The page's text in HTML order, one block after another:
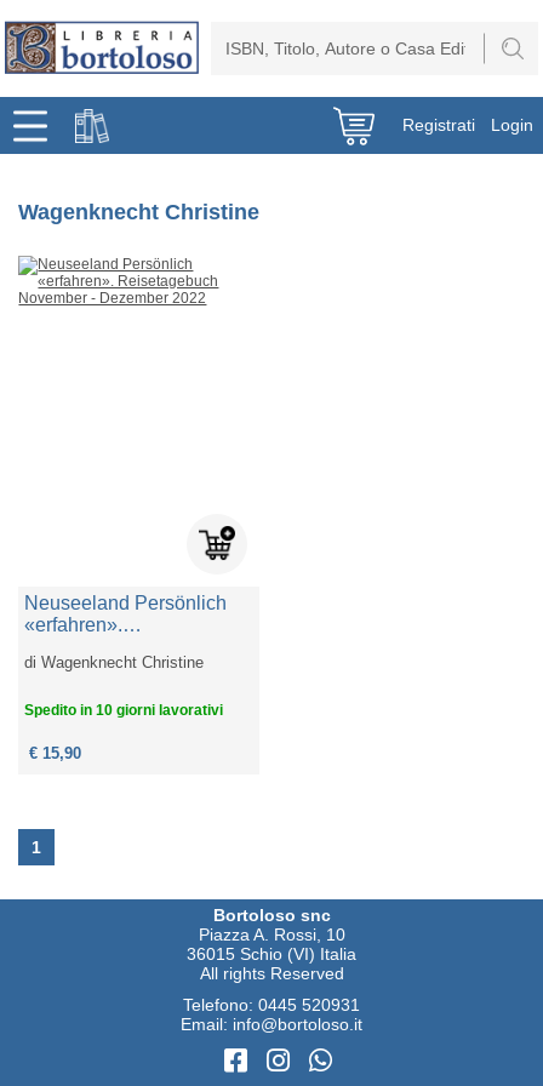
Registrati Login
Wagenknecht Christine
Neuseeland Persönlich
«erfahren».
- Dezember 2022
diWagenknecht Christine
Spedito in 10 giorni lavorativi
€ 15,90
1
Bortoloso snc
Piazza A. Rossi, 10
36015 Schio (VI) Italia
All rights Reserved
Telefono: 0445 520931
Email: info@bortoloso.it